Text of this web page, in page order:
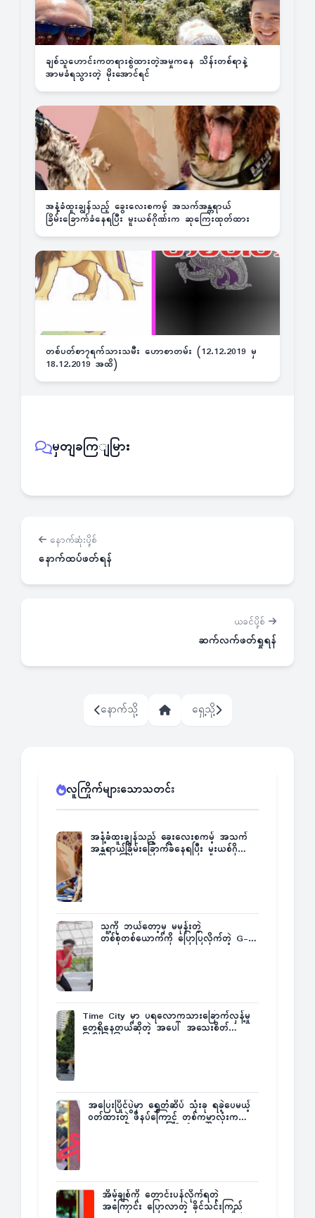
ချစ်သူဟောင်းကတရားစွဲထားတဲ့အမှုကနေ သိန်းတစ်ရာနဲ့
အာမခံရသွားတဲ့ မိုးအောင်ရင်
အနံ့ခံထူးချွန်သည့် ခွေးလေးစကမ့် အသက်အန္တရာယ်
ခြိမ်းခြောက်ခံနေရပြီး မူးယစ်ဂိုဏ်းက ဆုကြေးထုတ်ထား
တစ်ပတ်စာ၇ရက်သားသမီး ဟောစာတမ်း (12.12.2019 မှ
18.12.2019 အထိ)
မှတျခကြျမြား
နောက်ဆုံးပို့စ်
နောက်ထပ်ဖတ်ရန်
ယခင်ပို့စ်
ဆက်လက်ဖတ်ရှုရန်
နောက်သို့ ရှေ့သို့
လူကြိုက်များသောသတင်း
အနံ့ခံထူးချွန်သည့် ခွေးလေးစကမ့် အသက်
အန္တရာယ်ခြိမ်းခြောက်ခံနေရပြီး မူးယစ်ဂိုဏ်း
သူ့ကို ဘယ်တော့မှ မမုန်းတဲ့
တစ်စုံတစ်ယောက်ကို ပြောပြလိုက်တဲ့ G-
Time City မှာ ပရလောကသားခြောက်လှန့်မှု
တွေရှိနေတယ်ဆိုတဲ့ အပေါ် အသေးစိတ်
အပြေးပြိုင်ပွဲမှာ ရွှေတံဆိပ် သုံးခု ရခဲ့ပေမယ့်
ဝတ်ထားတဲ့ ဖိနပ်ကြောင့် တစ်ကမ္ဘာလုံးက
အိမ့်ချစ်ကို တောင်းပန်လိုက်ရတဲ့
အကြောင်း ပြောလာတဲ့ ခိုင်သင်းကြည်